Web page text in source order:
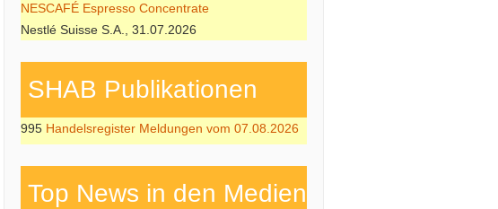
NESCAFÉ Espresso Concentrate
Nestlé Suisse S.A., 31.07.2026
SHAB Publi­kati­onen
995 Handelsregister Meldungen vom 07.08.2026
Top News in den Medien